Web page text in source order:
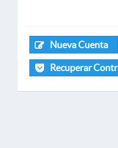
Nueva Cuenta
Recuperar